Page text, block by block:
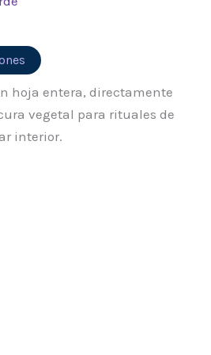
hoja entera, directamente
vegetal para rituales de
interior.